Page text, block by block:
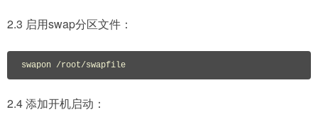
2.3 启用swap分区文件：
swapon /root/swapfile
2.4 添加开机启动：